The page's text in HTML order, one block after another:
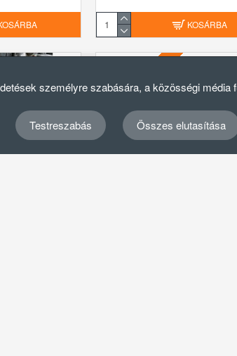
KOSÁRBA
ELFOGYOTT
személyre szabására, a közösségi
Testreszabás Összes elutasítása